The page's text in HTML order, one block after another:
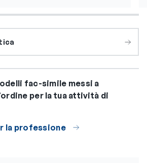
fac-simile messi a
per la tua attività di
la professione